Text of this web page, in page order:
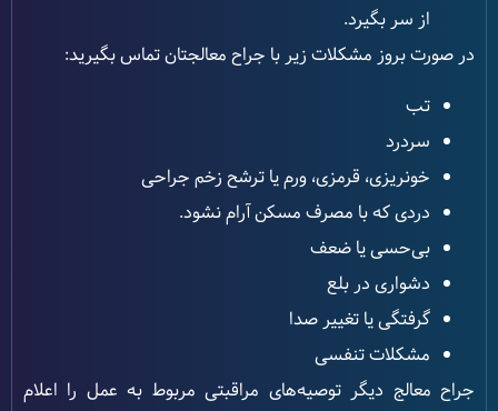
از سر بگیرد.
در صورت بروز مشکلات زیر با جراح معالجتان تماس بگیرید:
تب
سردرد
خونریزی، قرمزی، ورم یا ترشح زخم جراحی
دردی که با مصرف مسکن آرام نشود.
بی‌حسی یا ضعف
دشواری در بلع
گرفتگی یا تغییر صدا
مشکلات تنفسی
جراح معالج دیگر توصیه‌های مراقبتی مربوط به عمل را اعلام